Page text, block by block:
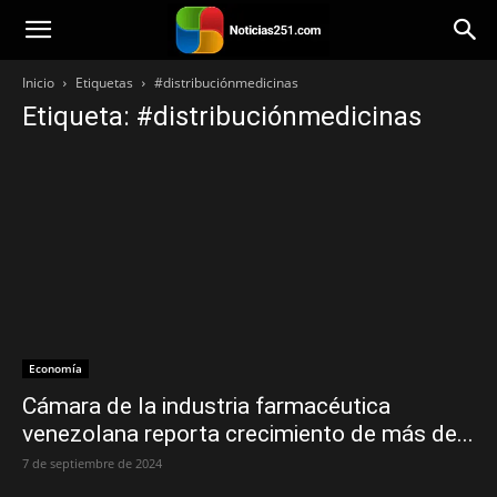
Noticias251
Inicio Etiquetas #distribuciónmedicinas
Etiqueta: #distribuciónmedicinas
Economía
Cámara de la industria farmacéutica
venezolana reporta crecimiento de más de...
7 de septiembre de 2024